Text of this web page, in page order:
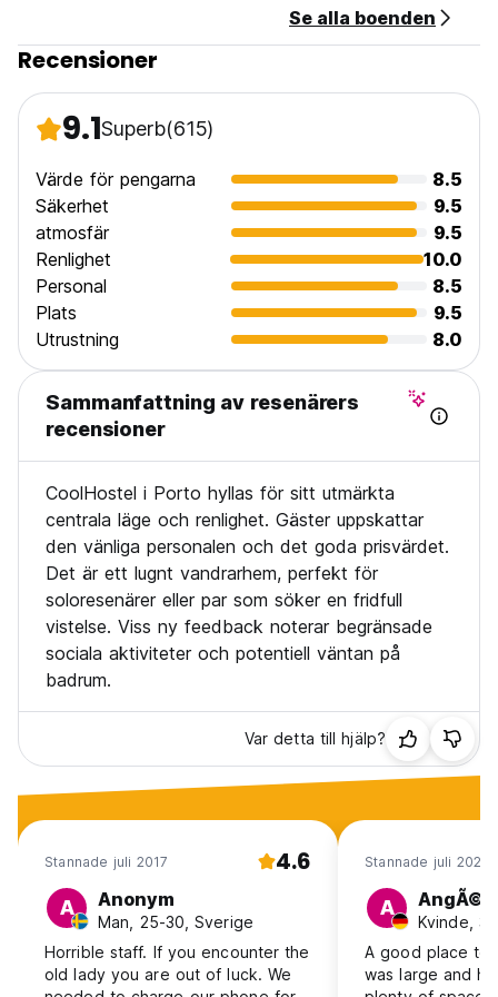
Se alla boenden
Recensioner
9.1Superb(615)
Värde för pengarna
8.5
Säkerhet
9.5
atmosfär
9.5
Renlighet
10.0
Personal
8.5
Plats
9.5
Utrustning
8.0
Sammanfattning av resenärers
recensioner
CoolHostel i Porto hyllas för sitt utmärkta
centrala läge och renlighet. Gäster uppskattar
den vänliga personalen och det goda prisvärdet.
Det är ett lugnt vandrarhem, perfekt för
soloresenärer eller par som söker en fridfull
vistelse. Viss ny feedback noterar begränsade
sociala aktiviteter och potentiell väntan på
badrum.
Var detta till hjälp?
Stannade juli 2017 4.6
A Anonym
Man, 25-30, Sverige
Horrible staff. If you encounter the
old lady you are out of luck. We
Stannade juli 2026
A
Kvinde,
A good place to
was large and